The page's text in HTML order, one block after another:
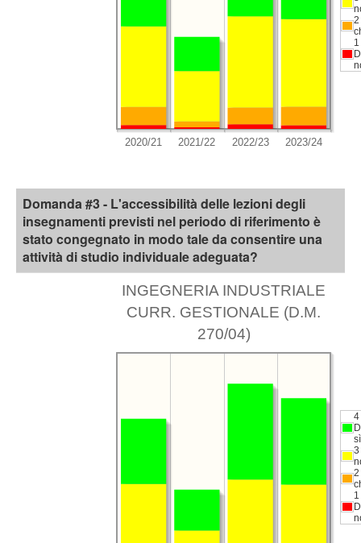
2
Domanda #3 - L'accessibilità delle lezioni degli
insegnamenti previsti nel periodo di riferimento è
stato congegnato in modo tale da consentire una
attività di studio individuale adeguata?
INGEGNERIA INDUSTRIALE
CURR. GESTIONALE (D.M.
270/04)
4
sì
3
2